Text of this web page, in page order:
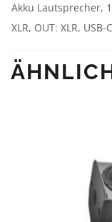
Akku Lautsprecher,
XLR, OUT: XLR,